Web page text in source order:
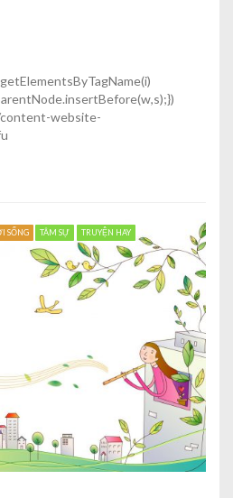
website-
SỐNG TÂM SỰ TRUYỆN HAY